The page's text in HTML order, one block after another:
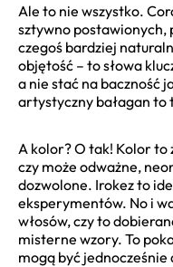
Ale to nie wszystko.
sztywno postawionych,
czegoś bardziej
objętość – to słowa
a nie stać na baczność
artystyczny bałagan to
A kolor? O tak! Kolor
czy może odważne,
dozwolone. Irokez to
eksperymentów. No i
włosów, czy to
misterne wzory. To
mogą być